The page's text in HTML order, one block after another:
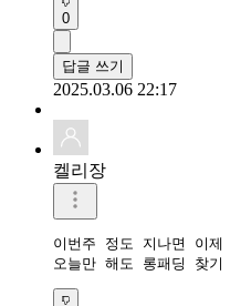
0
답글 쓰기
2025.03.06 22:17
켈리장
이번주 정도 지나면 이제
오늘만 해도 롱패딩 찾기